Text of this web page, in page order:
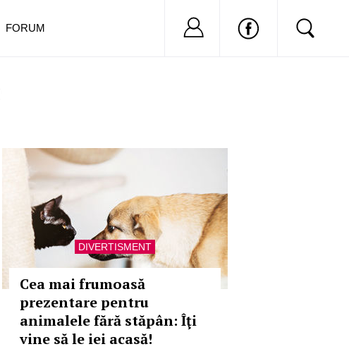
DIVERTISMENT
Cea mai frumoasă
prezentare pentru
animalele fără stăpân: Îţi
vine să le iei acasă!
FORUM Nu ai cont?